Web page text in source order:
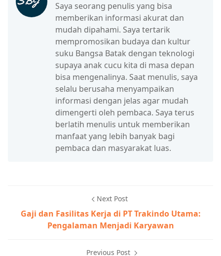
Saya seorang penulis yang bisa
memberikan informasi akurat dan
mudah dipahami. Saya tertarik
mempromosikan budaya dan kultur
suku Bangsa Batak dengan teknologi
supaya anak cucu kita di masa depan
bisa mengenalinya. Saat menulis, saya
selalu berusaha menyampaikan
informasi dengan jelas agar mudah
dimengerti oleh pembaca. Saya terus
berlatih menulis untuk memberikan
manfaat yang lebih banyak bagi
pembaca dan masyarakat luas.
Next Post
Gaji dan Fasilitas Kerja di PT Trakindo Utama:
Pengalaman Menjadi Karyawan
Previous Post